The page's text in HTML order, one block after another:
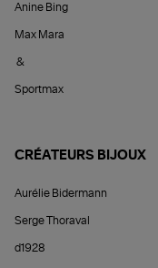
Anine Bing
Max Mara
&
Sportmax
CRÉATEURS BIJOUX
Aurélie Bidermann
Serge Thoraval
d1928